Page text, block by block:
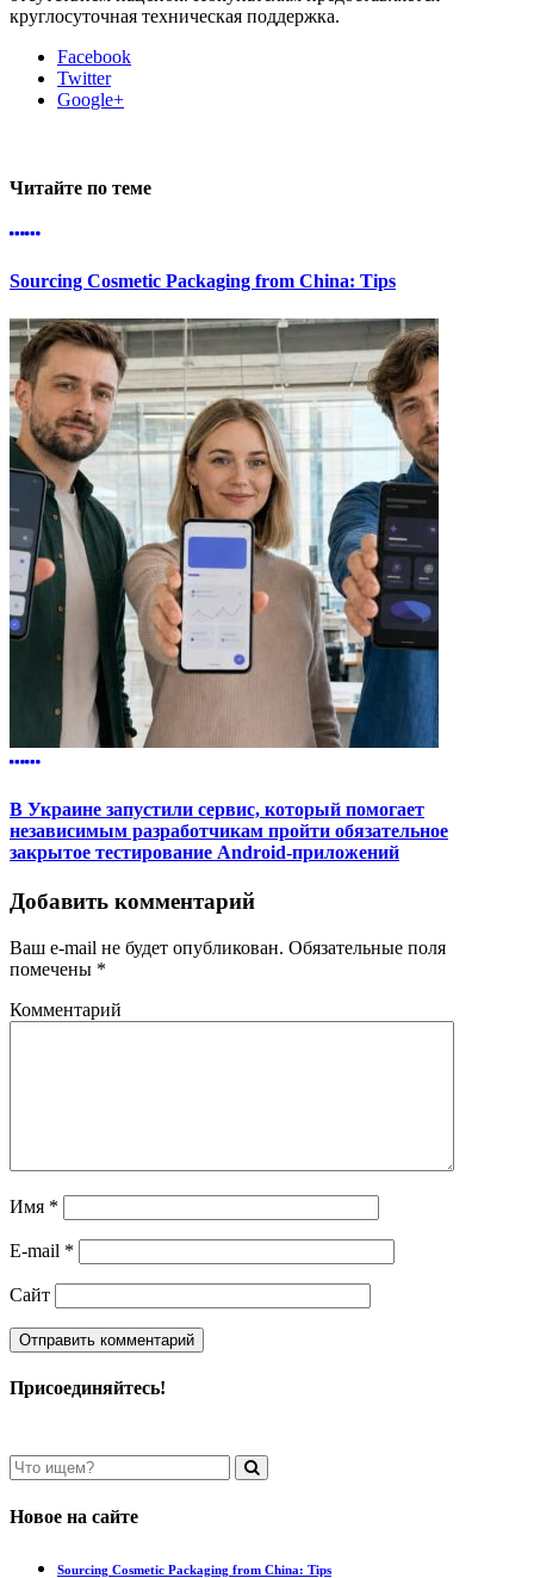
круглосуточная техническая поддержка.
Facebook
Twitter
Google+
Читайте по теме
Sourcing Cosmetic Packaging from China: Tips
В Украине запустили сервис, который помогает
независимым разработчикам пройти обязательное
закрытое тестирование Android-приложений
Добавить комментарий
Ваш e-mail не будет опубликован. Обязательные поля
помечены *
Комментарий
Имя *
E-mail *
Сайт
Присоединяйтесь!
Новое на сайте
Sourcing Cosmetic Packaging from China: Tips